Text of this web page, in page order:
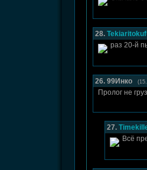
28.
раз 20-й
26. 99Инко
Пролог не
27.
Всё